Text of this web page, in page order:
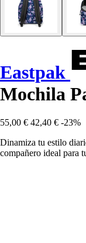
Eastpak
Mochila
55,00 € 42,40 € -23%
Dinamiza tu estilo
compañero ideal para